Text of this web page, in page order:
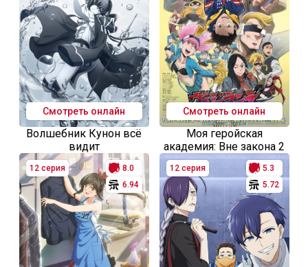
Смотреть онлайн
Волшебник Кунон всё
видит
Смотреть онлайн
Моя геройская
академия: Вне закона 2
12 серия
8.0
6.94
12 серия
5.3
5.72